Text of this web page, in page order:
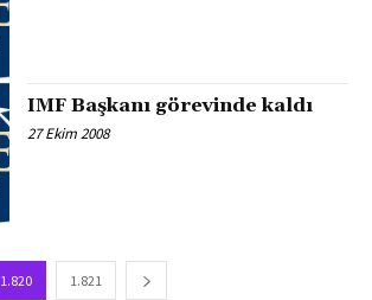
IMF Başkanı görevinde kaldı
27 Ekim 2008
1.820 1.821